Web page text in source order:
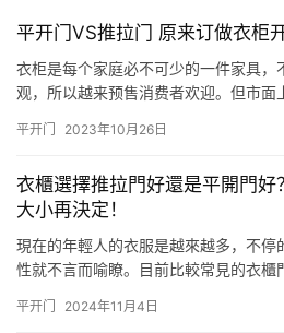
平开门VS推拉门 原来订做衣柜
衣柜是每个家庭必不可少的一件家具，
观，所以越来预售消费者欢迎。但市面
方式是选择平开门还是推拉门，许多人
在房子卧室空间小，我们的衣物还是那
愁。在这定制风流…
平开门 2023年10月26日
衣櫃選擇推拉門好還是平開門
大小再決定！
現在的年輕人的衣服是越來越多，不停
性就不言而喻瞭。目前比較常見的衣櫃
好還是平開門好呢？其實啊，這個問題
平开门 2024年11月4日